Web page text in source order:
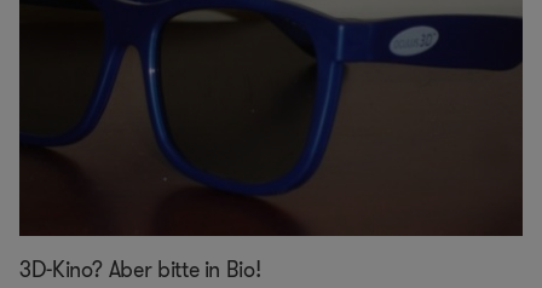
3D-Kino? Aber bitte in Bio!